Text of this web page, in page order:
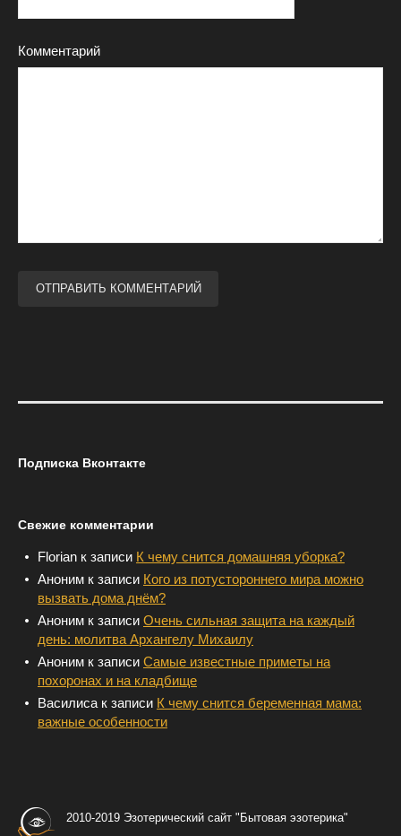
Комментарий
Подписка Вконтакте
Свежие комментарии
Florian к записи К чему снится домашняя уборка?
Аноним к записи Кого из потустороннего мира можно
вызвать дома днём?
Аноним к записи Очень сильная защита на каждый
день: молитва Архангелу Михаилу
Аноним к записи Самые известные приметы на
похоронах и на кладбище
Василиса к записи К чему снится беременная мама:
важные особенности
2010-2019 Эзотерический сайт "Бытовая эзотерика"